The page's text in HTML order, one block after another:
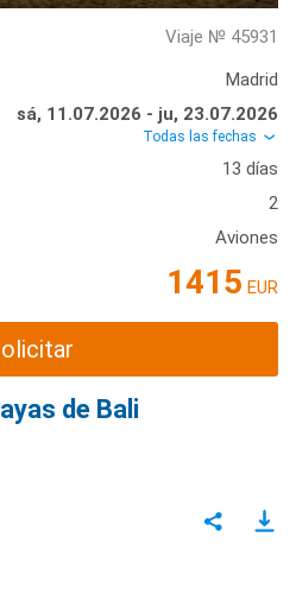
Viaje № 45931
Madrid
sá, 11.07.2026 - ju, 23.07.2026
Todas las fechas
13 días
2
Aviones
1415 EUR
de Bali